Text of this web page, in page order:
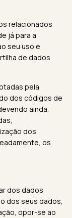
relacionados
já para a
seu uso e
de dados
pela
dos códigos de
ainda,
dos
os
dos dados
dos seus dados,
opor-se ao